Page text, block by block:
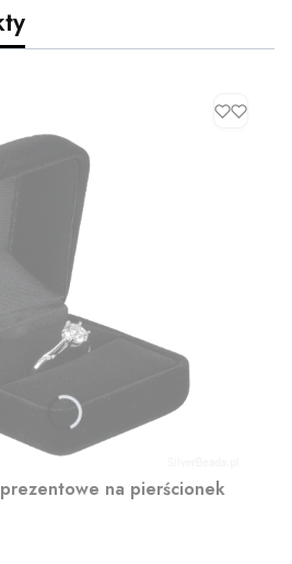
na pierścionek